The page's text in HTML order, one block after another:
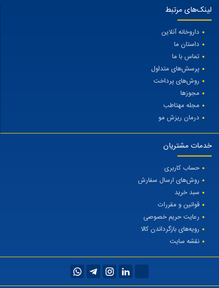
لینک‌های مرتبط
داروخانه آنلاین
داستان ما
تماس با ما
پرسش‌های متداول
روش‌های پرداخت
مجوزها
مجله مهتاطب
درمان ریزش مو
خدمات مشتریان
حساب کاربری
روش‌های ارسال سفارش
سبد خرید
قوانین و مقررات
رعایت حریم خصوصی
رویه‌های بازگرداندن کالا
نقشه سایت